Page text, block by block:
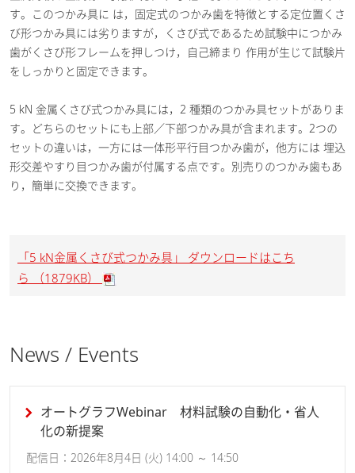
す。このつかみ具に は，固定式のつかみ歯を特徴とする定位置くさ
び形つかみ具には劣りますが，くさび式であるため試験中につかみ
歯がくさび形フレームを押しつけ，自己締まり 作用が生じて試験片
をしっかりと固定できます。
5 kN 金属くさび式つかみ具には，2 種類のつかみ具セットがありま
す。どちらのセットにも上部／下部つかみ具が含まれます。2つの
セットの違いは，一方には一体形平行目つかみ歯が，他方には 埋込
形交差やすり目つかみ歯が付属する点です。別売りのつかみ歯もあ
り，簡単に交換できます。
「5 kN金属くさび式つかみ具」 ダウンロードはこち
ら （1879KB）
News / Events
オートグラフWebinar 材料試験の自動化・省人
化の新提案
配信日：2026年8月4日 (火) 14:00 ～ 14:50